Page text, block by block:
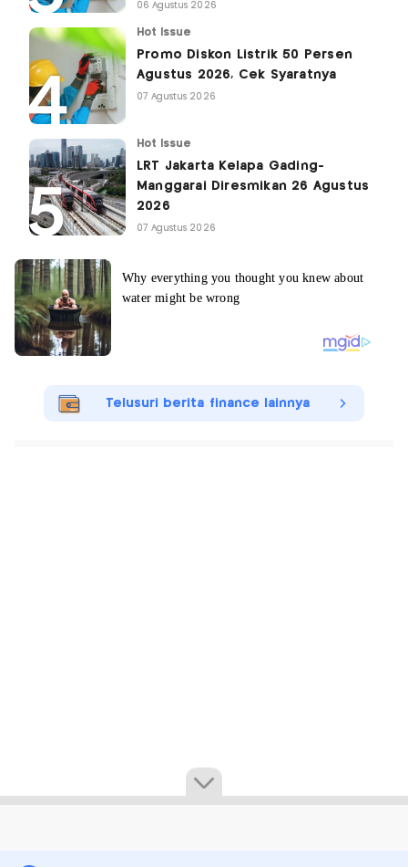
06 Agustus 2026
Hot Issue
Promo Diskon Listrik 50 Persen
Agustus 2026, Cek Syaratnya
07 Agustus 2026
Hot Issue
LRT Jakarta Kelapa Gading-
Manggarai Diresmikan 26 Agustus
2026
07 Agustus 2026
Telusuri berita finance lainnya